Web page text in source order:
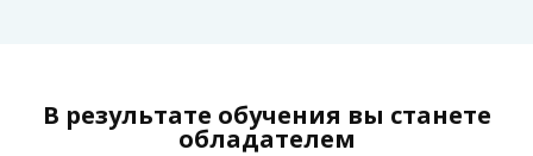
В результате обучения вы станете
обладателем